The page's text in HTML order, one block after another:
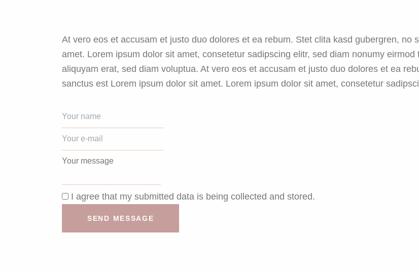
At vero eos et accusam et justo duo dolores et ea rebum. Stet clita kasd gubergren, no
amet. Lorem ipsum dolor sit amet, consetetur sadipscing elitr, sed diam nonumy
aliquyam erat, sed diam voluptua. At vero eos et accusam et justo duo dolores et ea
sanctus est Lorem ipsum dolor sit amet. Lorem ipsum dolor sit amet, consetetur
I agree that my submitted data is being collected and stored.
SEND MESSAGE